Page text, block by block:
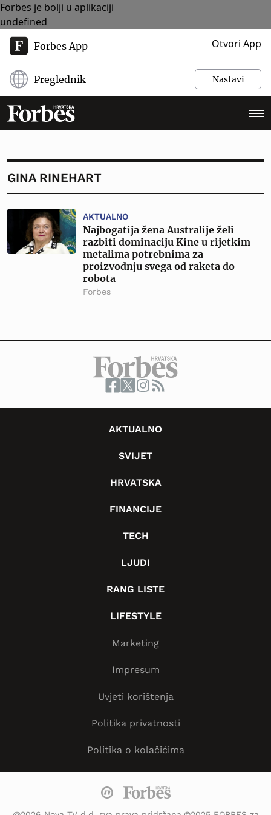
Forbes je bolji u aplikaciji
undefined
Forbes App Otvori App
Preglednik Nastavi
GINA RINEHART
AKTUALNO
Najbogatija žena Australije želi
razbiti dominaciju Kine u rijetkim
metalima potrebnima za
proizvodnju svega od raketa do
robota
Forbes
AKTUALNO
SVIJET
HRVATSKA
FINANCIJE
TECH
LJUDI
RANG LISTE
LIFESTYLE
Marketing
Impresum
Uvjeti korištenja
Politika privatnosti
Politika o kolačićima